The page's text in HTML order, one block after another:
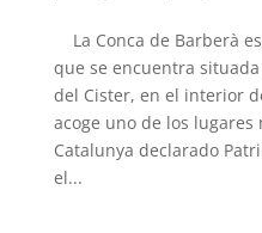
La Conca de Barberà
que se encuentra
del Cister, en el interior
acoge uno de los lugares
Catalunya declarado
el...